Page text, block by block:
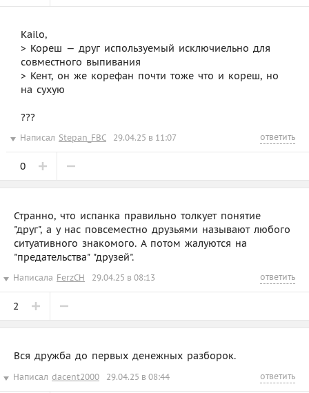
Kailo,
> Кореш — друг используемый исключиельно для
совместного выпивания
> Кент, он же корефан почти тоже что и кореш, но
на сухую
???
Написал Stepan_FBC 29.04.25 в 11:07 ответить
0
Странно, что испанка правильно толкует понятие
"друг", а у нас повсеместно друзьями называют любого
ситуативного знакомого. А потом жалуются на
"предательства" "друзей".
Написала FerzCH 29.04.25 в 08:13 ответить
2
Вся дружба до первых денежных разборок.
Написал dacent2000 29.04.25 в 08:44 ответить